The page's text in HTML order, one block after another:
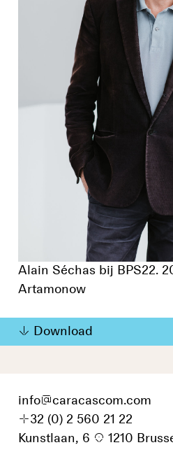
Alain Séchas bij BPS22.
Artamonow
Download
info@caracascom.com
+32 (0) 2 560 21 22
Kunstlaan, 6 p 1210